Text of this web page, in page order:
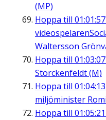
(MP)
Hoppa till 01:01:57
videospelaren
Waltersson
Hoppa till 01:03:07
Storckenfeldt (M)
Hoppa till 01:04:13
miljöminister
Hoppa till 01:05:21